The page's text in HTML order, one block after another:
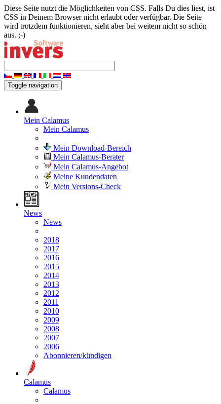
Diese Seite nutzt die Möglichkeiten von CSS. Falls Du dies liest, ist
CSS in Deinem Browser nicht erlaubt oder verfügbar. Die Seite
wird trotzdem funktionieren, sieht aber bei weitem nicht so schön
aus. ;-)
Toggle navigation
Mein Calamus
Mein Calamus
Mein Download-Bereich
Mein Calamus-Berater
Mein Calamus-Angebot
Meine Kundendaten
Mein Versions-Check
News
News
2018
2017
2016
2015
2014
2013
2012
2011
2010
2009
2008
2007
2006
Abonnieren/kündigen
Calamus
Calamus